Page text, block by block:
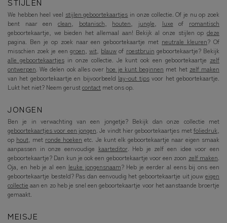
We hebben heel veel stijlen geboortekaartjes in onze collectie. Of je nu op zoek
bent naar een clean botanisch houten jungle luxe of romantisch
geboortekaartje, we bieden het allemaal aan! Bekijk al onze stijlen op deze
pagina. Ben je op zoek naar een geboortekaartje met neutrale kleuren? Of
misschien zoek je een groen ,wit blauw of roestbruin geboortekaartje? Bekijk
alle geboortekaartjesin onze collectie. Je kunt ook een geboortekaartje zelf
ontwerpen . We delen ook alles over hoe je kunt beginnen met het zelf maken
van het geboortekaartje en bijvoorbeeld lay-out tipsvoor het geboortekaartje.
Lukt het niet? Neem gerustcontact met ons op.
JONGEN
Ben je in verwachting van een jongetje? Bekijk dan onze collectie met
geboortekaartjes voor een jongen . Je vindt hier geboortekaartjes metfoliedruk
op hout , met ronde hoeken etc. Je kunt elk geboortekaartje naar eigen smaak
aanpassen in onze eenvoudige kaarteditor. Heb je zelf een idee voor een
geboortekaartje? Dan kun je ook een geboortekaartje voor een zoon zelf maken
Oja, en heb je al een leuke jongensnaam? Heb je eerder al eens bij ons een
geboortekaartje besteld? Pas dan eenvoudig het geboortekaartje uit jouw eigen
collectie aan en zo heb je snel een geboortekaartje voor het aanstaande broertje
gemaakt.
MEISJE